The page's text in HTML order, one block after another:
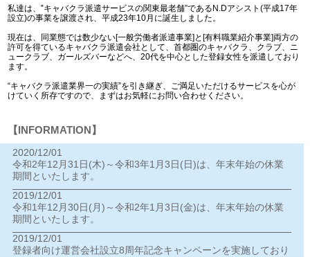
私達は、‟キャバクラ派遣サービスの関東最老舗”であるN.Dアシスト(平成17年
設立)の事業を譲渡され、平成23年10月に誕生しました。
現在は、同業態では数少ない[一般労働者派遣事業]と[有料職業紹介事業]両方の
許可を得ているキャバクラ派遣会社として、首都圏のキャバクラ、クラブ、ニ
ュークラブ、ガールズバーなどへ、20代を中心とした登録女性を派遣しており
ます。
“キャバクラ派遣業界一の実績”を引き継ぎ、ご満足いただけるサービスを心が
けていく所存ですので、まずはお気軽にお問い合わせください。
【INFORMATION】
2020/12/01
令和2年12月31日(木)～令和3年1月3日(日)は、年末年始の休業
期間といたします。
2019/12/01
令和1年12月30日(月)～令和2年1月3日(金)は、年末年始の休業
期間といたします。
2019/12/01
登録者向け運営会社設立8周年記念キャンペーンを実施しており